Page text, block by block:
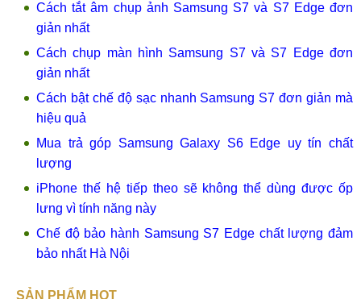
Cách tắt âm chụp ảnh Samsung S7 và S7 Edge đơn
giản nhất
Cách chụp màn hình Samsung S7 và S7 Edge đơn
giản nhất
Cách bật chế độ sạc nhanh Samsung S7 đơn giản mà
hiệu quả
Mua trả góp Samsung Galaxy S6 Edge uy tín chất
lượng
iPhone thế hệ tiếp theo sẽ không thể dùng được ốp
lưng vì tính năng này
Chế độ bảo hành Samsung S7 Edge chất lượng đảm
bảo nhất Hà Nội
SẢN PHẨM HOT